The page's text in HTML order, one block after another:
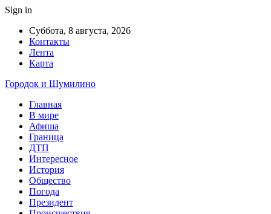
Sign in
Суббота, 8 августа, 2026
Контакты
Лента
Карта
Городок и Шумилино
Главная
В мире
Афиша
Граница
ДТП
Интересное
История
Общество
Погода
Президент